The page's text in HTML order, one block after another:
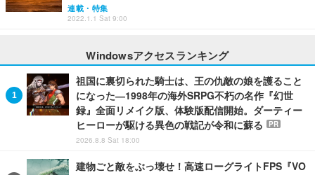
連載・特集
2022.1.1 Sat 9:00
Windowsアクセスランキング
祖国に裏切られた騎士は、王の仇敵の娘を護ること
になった―1998年の海外SRPG不朽の名作『幻世
録』全面リメイク版、体験版配信開始。ダーティー
ヒーローが駆ける異色の戦記が令和に蘇る
PR
2026.8.8 Sat 18:00
建物ごと敵をぶっ壊せ！高速ローグライトFPS『VO